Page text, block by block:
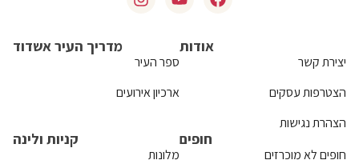
אודות
יצירת קשר
הצטרפות עסקים
הצהרת נגישות
מדריך העיר אשדוד
ספר העיר
ארכיון אירועים
חופים
חופים לא מוכרזים
קניות ולינה
מלונות